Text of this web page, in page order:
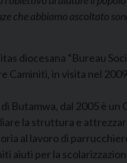
che abbiamo ascoltato
diocesana “Bureau
Caminiti, in visita nel
Butamwa, dal 2005 è
la struttura e
al lavoro di
aiuti per la